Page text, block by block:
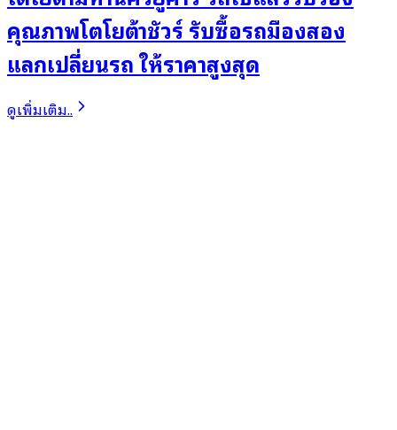
คุณภาพโตโยต้าชัวร์ รับซื้อรถมืองสอง
แลกเปลี่ยนรถ ให้ราคาสูงสุด
ดูเพิ่มเติม..